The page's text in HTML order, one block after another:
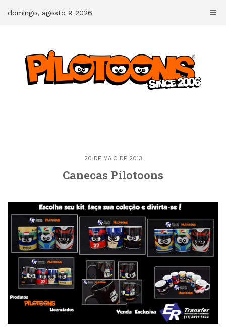
domingo, agosto 9 2026
20 DE MAIO DE 2013
Canecas Pilotoons